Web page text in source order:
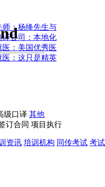
师：杨绛先生与
译公司：本地化
医：美国优秀医
医：这只是精英
级口译 其他
订合同 项目执行
资讯 培训机构 同传考试 考